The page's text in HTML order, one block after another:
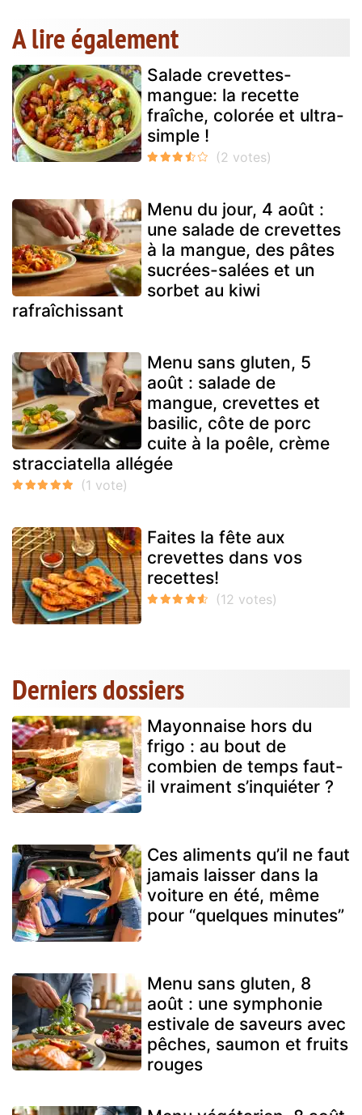
A lire également
Salade crevettes-
mangue: la recette
fraîche, colorée et ultra-
simple !
Menu du jour, 4 août :
une salade de crevettes
à la mangue, des pâtes
sucrées-salées et un
sorbet au kiwi
rafraîchissant
Menu sans gluten, 5
août : salade de
mangue, crevettes et
basilic, côte de porc
cuite à la poêle, crème
stracciatella allégée
Faites la fête aux
crevettes dans vos
recettes!
Derniers dossiers
Mayonnaise hors du
frigo : au bout de
combien de temps faut-
il vraiment s’inquiéter ?
Ces aliments qu’il ne faut
jamais laisser dans la
voiture en été, même
pour “quelques minutes”
Menu sans gluten, 8
août : une symphonie
estivale de saveurs avec
pêches, saumon et fruits
rouges